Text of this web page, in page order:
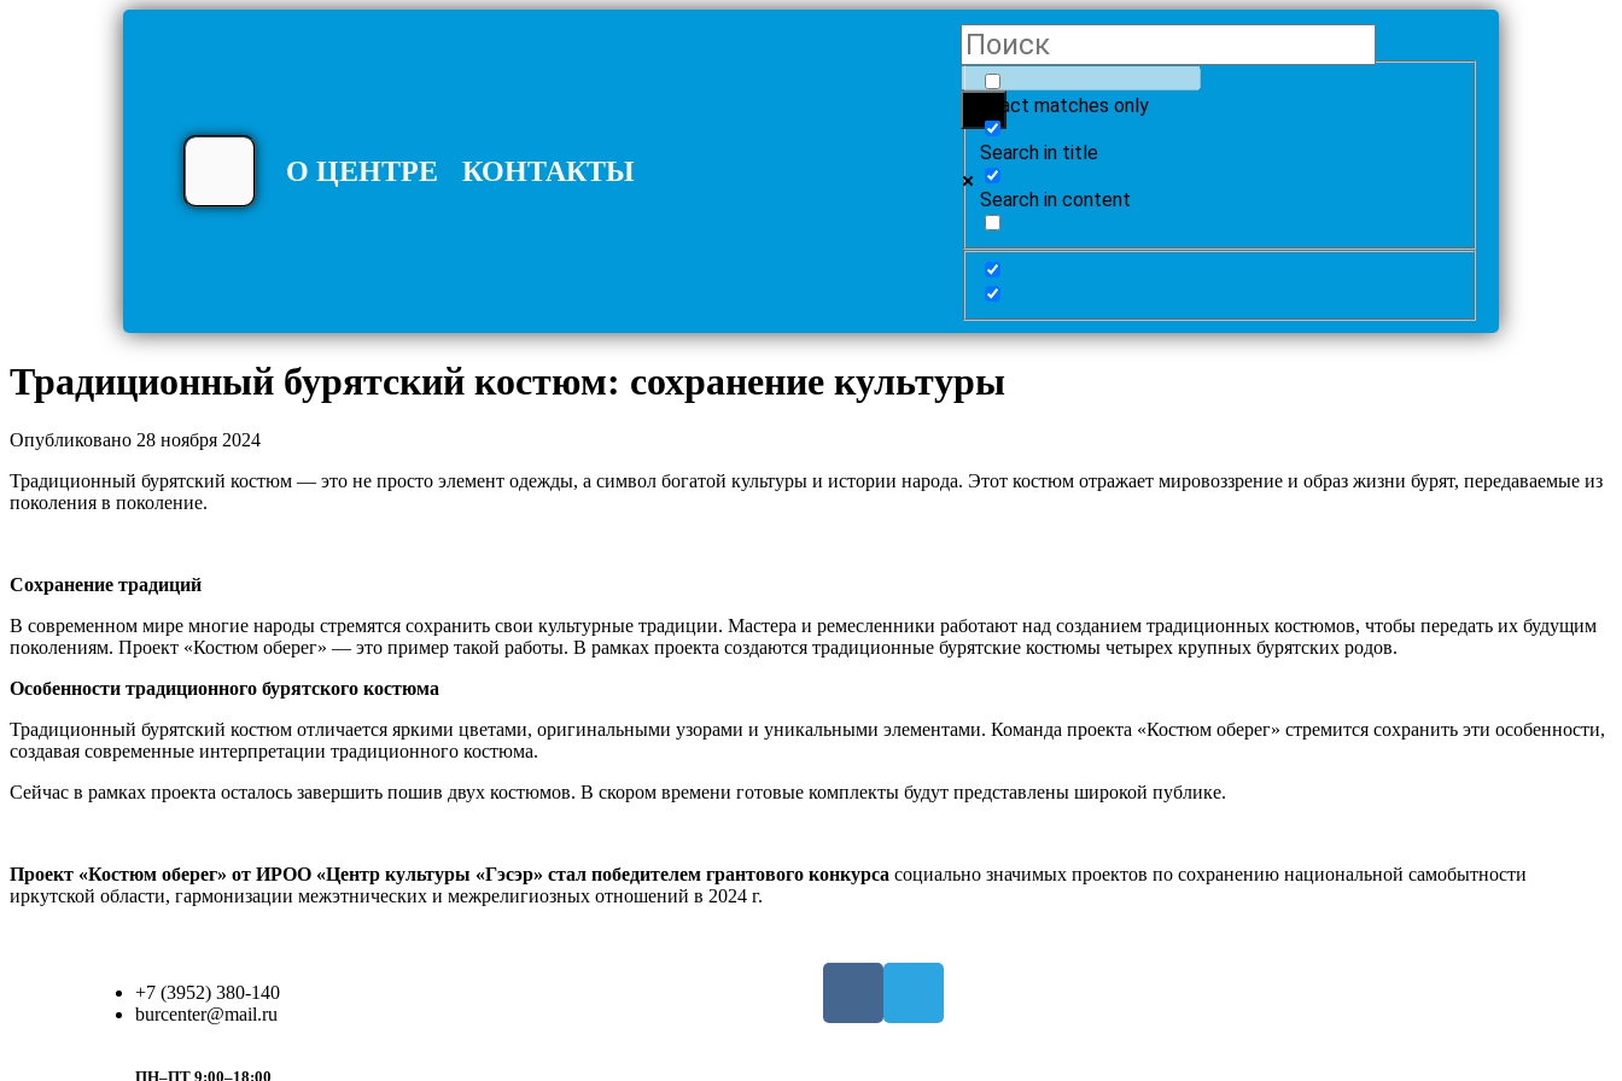
О ЦЕНТРЕ КОНТАКТЫ
Exact matches only
Search in title
Search in content
Традиционный бурятский костюм: сохранение культуры
Опубликовано 28 ноября 2024
Традиционный бурятский костюм — это не просто элемент одежды, а символ богатой культуры и истории народа. Этот костюм отражает мировоззрение и образ жизни бурят, передаваемые из
поколения в поколение.
Сохранение традиций
В современном мире многие народы стремятся сохранить свои культурные традиции. Мастера и ремесленники работают над созданием традиционных костюмов, чтобы передать их будущим
поколениям. Проект «Костюм оберег» — это пример такой работы. В рамках проекта создаются традиционные бурятские костюмы четырех крупных бурятских родов.
Особенности традиционного бурятского костюма
Традиционный бурятский костюм отличается яркими цветами, оригинальными узорами и уникальными элементами. Команда проекта «Костюм оберег» стремится сохранить эти особенности,
создавая современные интерпретации традиционного костюма.
Сейчас в рамках проекта осталось завершить пошив двух костюмов. В скором времени готовые комплекты будут представлены широкой публике.
Проект «Костюм оберег» от ИРОО «Центр культуры «Гэсэр» стал победителем грантового конкурса социально значимых проектов по сохранению национальной самобытности
иркутской области, гармонизации межэтнических и межрелигиозных отношений в 2024 г.
+7 (3952) 380-140
burcenter@mail.ru
ПН–ПТ 9:00–18:00